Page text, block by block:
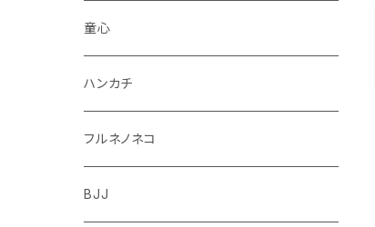
柴犬
パンダ
リス
クマ
ゾウ
ムーミン
ちいかわ
ミッフィー
Richard Scarry (リチャード・スキャリー)
童心
ハンカチ
フルネノネコ
BJJ